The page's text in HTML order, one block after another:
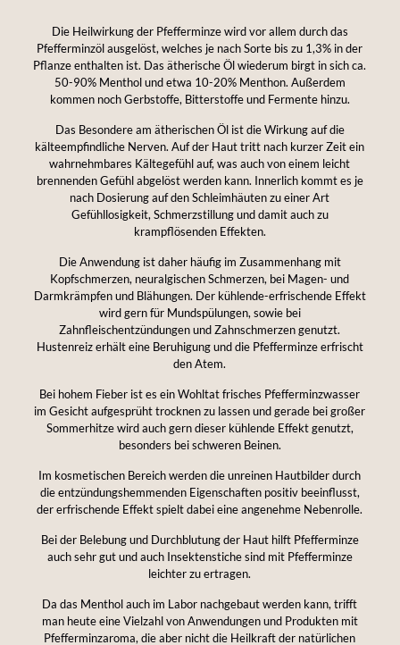
Die Heilwirkung der Pfefferminze wird vor allem durch das
Pfefferminzöl ausgelöst, welches je nach Sorte bis zu 1,3% in der
Pflanze enthalten ist. Das ätherische Öl wiederum birgt in sich ca.
50-90% Menthol und etwa 10-20% Menthon. Außerdem
kommen noch Gerbstoffe, Bitterstoffe und Fermente hinzu.
Das Besondere am ätherischen Öl ist die Wirkung auf die
kälteempfindliche Nerven. Auf der Haut tritt nach kurzer Zeit ein
wahrnehmbares Kältegefühl auf, was auch von einem leicht
brennenden Gefühl abgelöst werden kann. Innerlich kommt es je
nach Dosierung auf den Schleimhäuten zu einer Art
Gefühllosigkeit, Schmerzstillung und damit auch zu
krampflösenden Effekten.
Die Anwendung ist daher häufig im Zusammenhang mit
Kopfschmerzen, neuralgischen Schmerzen, bei Magen- und
Darmkrämpfen und Blähungen. Der kühlende-erfrischende Effekt
wird gern für Mundspülungen, sowie bei
Zahnfleischentzündungen und Zahnschmerzen genutzt.
Hustenreiz erhält eine Beruhigung und die Pfefferminze erfrischt
den Atem.
Bei hohem Fieber ist es ein Wohltat frisches Pfefferminzwasser
im Gesicht aufgesprüht trocknen zu lassen und gerade bei großer
Sommerhitze wird auch gern dieser kühlende Effekt genutzt,
besonders bei schweren Beinen.
Im kosmetischen Bereich werden die unreinen Hautbilder durch
die entzündungshemmenden Eigenschaften positiv beeinflusst,
der erfrischende Effekt spielt dabei eine angenehme Nebenrolle.
Bei der Belebung und Durchblutung der Haut hilft Pfefferminze
auch sehr gut und auch Insektenstiche sind mit Pfefferminze
leichter zu ertragen.
Da das Menthol auch im Labor nachgebaut werden kann, trifft
man heute eine Vielzahl von Anwendungen und Produkten mit
Pfefferminzaroma, die aber nicht die Heilkraft der natürlichen